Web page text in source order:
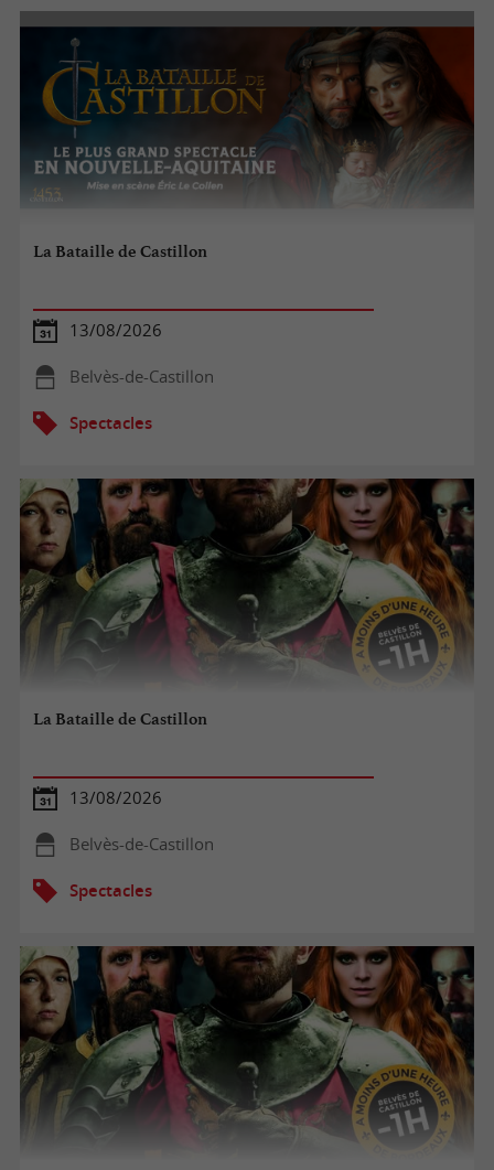
La Bataille de Castillon
13/08/2026
Belvès-de-Castillon
Spectacles
La Bataille de Castillon
13/08/2026
Belvès-de-Castillon
Spectacles